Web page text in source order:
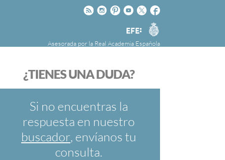
Facebook
Twitter
Youtube
Pinteres
Instagram
Rss
Agencia
EFE
Asesorada por la Real Academia Española
FundéuRAE es una fundación patrocinada por
cuyo objetivo es colaborar con el buen uso del
español en los medios de comunicación y en
Internet.
¿TIENES UNA DUDA?
Si no encuentras la
respuesta en nuestro
buscador, envíanos tu
consulta.